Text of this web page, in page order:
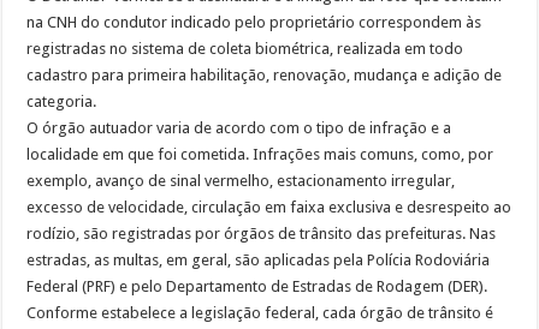
na CNH do condutor indicado pelo proprietário correspondem às
registradas no sistema de coleta biométrica, realizada em todo
cadastro para primeira habilitação, renovação, mudança e adição de
categoria.
O órgão autuador varia de acordo com o tipo de infração e a
localidade em que foi cometida. Infrações mais comuns, como, por
exemplo, avanço de sinal vermelho, estacionamento irregular,
excesso de velocidade, circulação em faixa exclusiva e desrespeito ao
rodízio, são registradas por órgãos de trânsito das prefeituras. Nas
estradas, as multas, em geral, são aplicadas pela Polícia Rodoviária
Federal (PRF) e pelo Departamento de Estradas de Rodagem (DER).
Conforme estabelece a legislação federal, cada órgão de trânsito é